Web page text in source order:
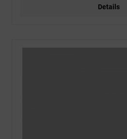
Details